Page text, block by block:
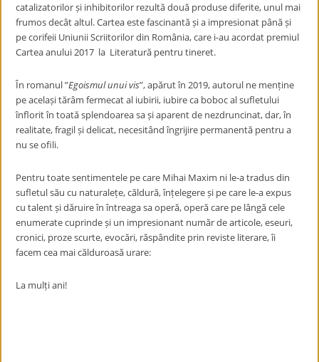
catalizatorilor și inhibitorilor rezultă două produse diferite, unul mai
frumos decât altul. Cartea este fascinantă și a impresionat până și
pe corifeii Uniunii Scriitorilor din România, care i-au acordat premiul
Cartea anului 2017 la Literatură pentru tineret.
În romanul ”Egoismul unui vis”, apărut în 2019, autorul ne menține
pe același tărâm fermecat al iubirii, iubire ca boboc al sufletului
înflorit în toată splendoarea sa și aparent de nezdruncinat, dar, în
realitate, fragil și delicat, necesitând îngrijire permanentă pentru a
nu se ofili.
Pentru toate sentimentele pe care Mihai Maxim ni le-a tradus din
sufletul său cu naturalețe, căldură, înțelegere și pe care le-a expus
cu talent și dăruire în întreaga sa operă, operă care pe lângă cele
enumerate cuprinde și un impresionant număr de articole, eseuri,
cronici, proze scurte, evocări, răspândite prin reviste literare, îi
facem cea mai călduroasă urare:
La mulți ani!